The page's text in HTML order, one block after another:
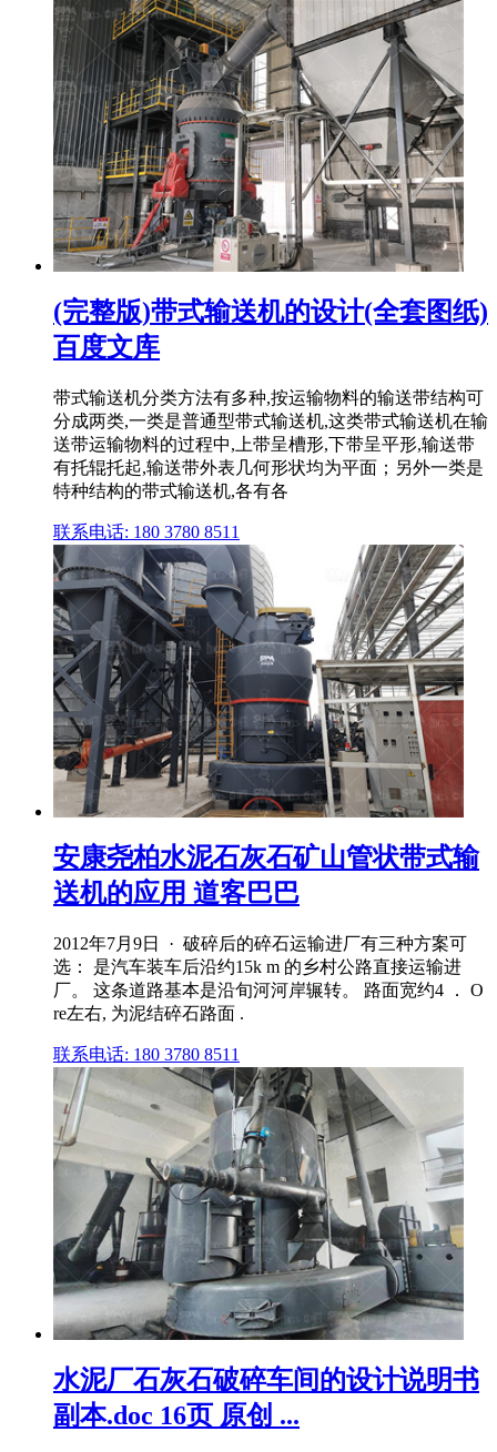
(完整版)带式输送机的设计(全套图纸)
百度文库
带式输送机分类方法有多种,按运输物料的输送带结构可
分成两类,一类是普通型带式输送机,这类带式输送机在输
送带运输物料的过程中,上带呈槽形,下带呈平形,输送带
有托辊托起,输送带外表几何形状均为平面；另外一类是
特种结构的带式输送机,各有各
联系电话: 180 3780 8511
安康尧柏水泥石灰石矿山管状带式输
送机的应用 道客巴巴
2012年7月9日 · 破碎后的碎石运输进厂有三种方案可
选： 是汽车装车后沿约15k m 的乡村公路直接运输进
厂。 这条道路基本是沿旬河河岸辗转。 路面宽约4 ． O
re左右, 为泥结碎石路面 .
联系电话: 180 3780 8511
水泥厂石灰石破碎车间的设计说明书
副本.doc 16页 原创 ...